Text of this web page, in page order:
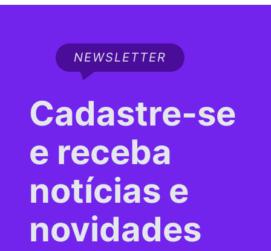
NEWSLETTER
Cadastre-se
e receba
notícias e
novidades